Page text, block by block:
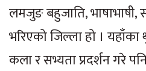
लमजुङ बहुजाति,
भरिएको जिल्ला हो ।
कला र सभ्यता प्रदर्शन गरे